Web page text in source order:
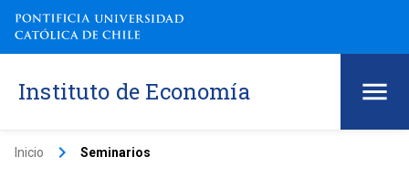
Instituto de Economía
Inicio keyboard_arrow_right Seminarios